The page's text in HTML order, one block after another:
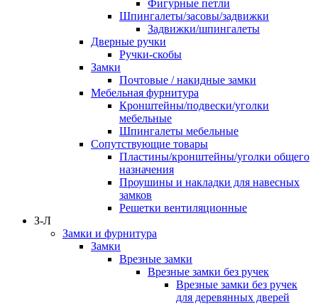
Фигурные петли
Шпингалеты/засовы/задвижки
Задвижки/шпингалеты
Дверные ручки
Ручки-скобы
Замки
Почтовые / накидные замки
Мебельная фурнитура
Кронштейны/подвески/уголки
мебельные
Шпингалеты мебельные
Сопутствующие товары
Пластины/кронштейны/уголки общего
назначения
Проушины и накладки для навесных
замков
Решетки вентиляционные
З-Л
Замки и фурнитура
Замки
Врезные замки
Врезные замки без ручек
Врезные замки без ручек
для деревянных дверей